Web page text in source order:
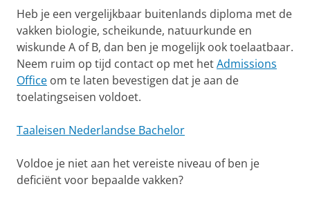
Heb je een vergelijkbaar buitenlands diploma met de
vakken biologie, scheikunde, natuurkunde en
wiskunde A of B, dan ben je mogelijk ook toelaatbaar.
Neem ruim op tijd contact op met hetAdmissions
Office om te laten bevestigen dat je aan de
toelatingseisen voldoet.
Taaleisen Nederlandse Bachelor
Voldoe je niet aan het vereiste niveau of ben je
deficiënt voor bepaalde vakken?